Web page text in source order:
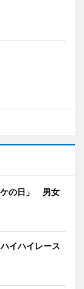
ケの日」 男女
イハイレース